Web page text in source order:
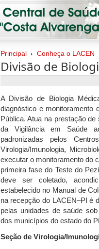
Principal Conheça o LACEN
Divisão de
A Divisão de Biologia
diagnóstico e monitoramento
Pública. Atua na prestação
da Vigilância em Saúde
padronizadas pelos
Virologia/Imunologia,
executar o monitoramento do
primeira fase do Teste do
deve ser coletado,
estabelecido no Manual de
na recepção do LACEN–PI é
pelas unidades de saúde
dos municípios do estado do
Seção de Virologia/